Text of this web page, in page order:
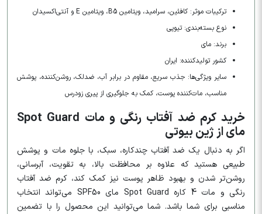
ترکیبات موثر: کافئین، سرامید، ویتامین B5، ویتامین E و آنتی‌اکسیدان
نوع بسته‌بندی: تیوپی
برند: مای
کشور تولیدکننده: ایران
سایر ویژگی‌ها: جذب سریع، مقاوم در برابر آب، ضدلک، روشن‌کننده، پوشش
مناسب، مات‌کننده پوست، کمک به جلوگیری از پیری زودرس
خرید کرم ضد آفتاب رنگی و مات Spot Guard
مای از ژین بیوتی
اگر به دنبال یک ضد آفتاب چندکاره، سبک، با جلوه مات و پوشش
طبیعی هستید که علاوه بر محافظت بالا، به تقویت، آبرسانی،
روشن‌تر شدن و بهبود ظاهر پوست نیز کمک کند، کرم ضد آفتاب
رنگی و مات 4 کاره Spot Guard مای SPF50 می‌تواند انتخاب
مناسبی برای شما باشد. شما می‌توانید این محصول را با تضمین